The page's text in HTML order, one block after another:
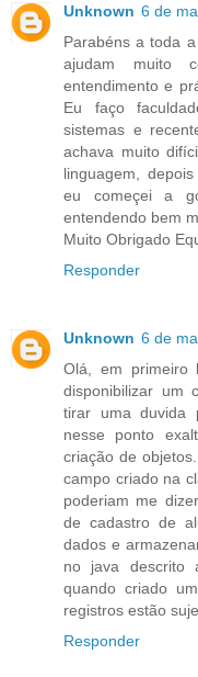
Unknown 6 de
Parabéns a toda
ajudam muito
entendimento e
Eu faço
sistemas e
achava muito
linguagem,
eu começei a
entendendo bem
Muito Obrigado
Responder
Unknown 6 de
Olá, em primeiro
disponibilizar um
tirar uma duvida
nesse ponto
criação de
campo criado na
poderiam me
de cadastro de
dados e
no java descrito
quando criado
registros estão
Responder